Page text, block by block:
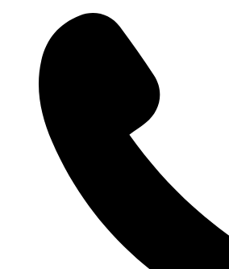
tartalomhoz